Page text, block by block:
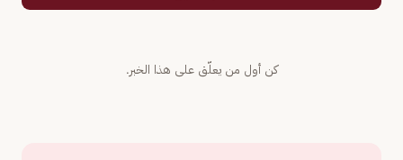
كن أول من يعلّق على هذا الخبر.